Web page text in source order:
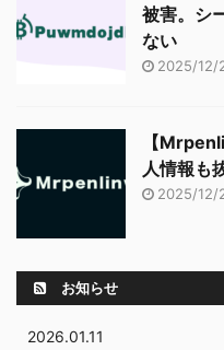
被害。シ
ない
2025/12/
【
人情報も
2025/12/
お知らせ
2026.01.11